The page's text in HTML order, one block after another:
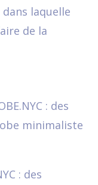
laquelle
de la
: des